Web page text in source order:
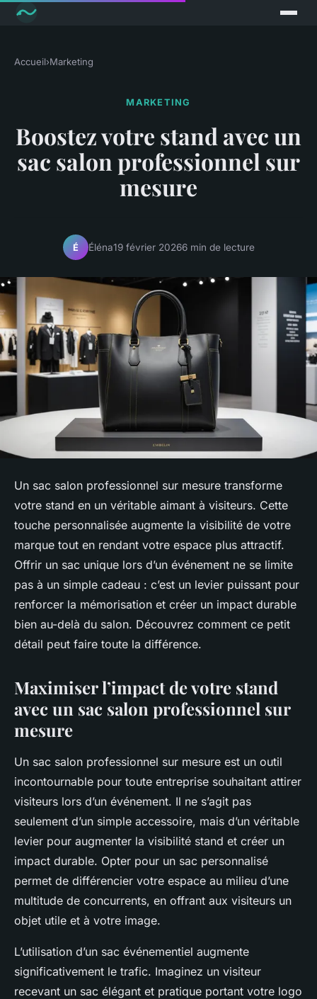
Accueil›Marketing
MARKETING
Boostez votre stand avec un
sac salon professionnel sur
mesure
É Éléna19 février 20266 min de lecture
Un sac salon professionnel sur mesure transforme
votre stand en un véritable aimant à visiteurs. Cette
touche personnalisée augmente la visibilité de votre
marque tout en rendant votre espace plus attractif.
Offrir un sac unique lors d’un événement ne se limite
pas à un simple cadeau : c’est un levier puissant pour
renforcer la mémorisation et créer un impact durable
bien au-delà du salon. Découvrez comment ce petit
détail peut faire toute la différence.
Maximiser l’impact de votre stand
avec un sac salon professionnel sur
mesure
Un sac salon professionnel sur mesure est un outil
incontournable pour toute entreprise souhaitant attirer
visiteurs lors d’un événement. Il ne s’agit pas
seulement d’un simple accessoire, mais d’un véritable
levier pour augmenter la visibilité stand et créer un
impact durable. Opter pour un sac personnalisé
permet de différencier votre espace au milieu d’une
multitude de concurrents, en offrant aux visiteurs un
objet utile et à votre image.
L’utilisation d’un sac événementiel augmente
significativement le trafic. Imaginez un visiteur
recevant un sac élégant et pratique portant votre logo